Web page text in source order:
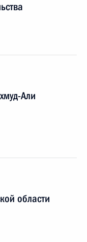
Али
области